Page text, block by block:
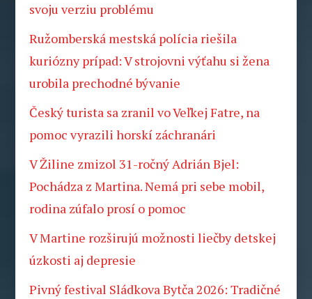
svoju verziu problému
Ružomberská mestská polícia riešila
kuriózny prípad: V strojovni výťahu si žena
urobila prechodné bývanie
Český turista sa zranil vo Veľkej Fatre, na
pomoc vyrazili horskí záchranári
V Žiline zmizol 31-ročný Adrián Bjel:
Pochádza z Martina. Nemá pri sebe mobil,
rodina zúfalo prosí o pomoc
V Martine rozširujú možnosti liečby detskej
úzkosti aj depresie
Pivný festival Sládkova Bytča 2026: Tradičné